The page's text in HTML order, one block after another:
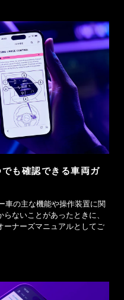
も確認できる車両ガ
車の主な機能や操作装置に関
ないことがあったときに、
ーナーズマニュアルとしてご